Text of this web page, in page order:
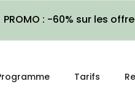
PROMO : -60% sur les
Tarifs